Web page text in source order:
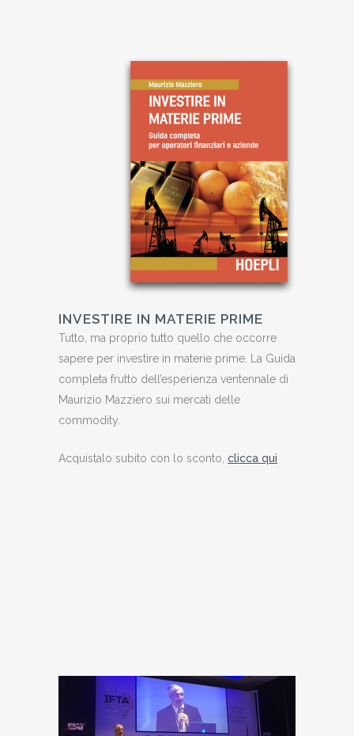
INVESTIRE IN MATERIE PRIME
Tutto, ma proprio tutto quello che occorre
sapere per investire in materie prime. La Guida
completa frutto dell’esperienza ventennale di
Maurizio Mazziero sui mercati delle
commodity.
Acquistalo subito con lo sconto, clicca qui